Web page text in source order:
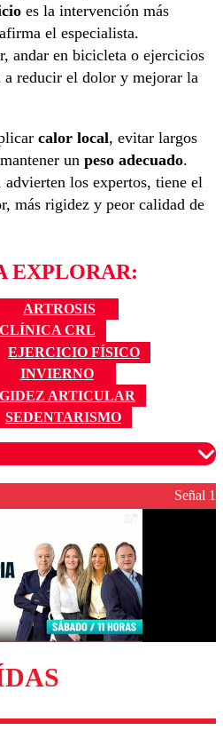
es la intervención más
el especialista.
andar en bicicleta o ejercicios
reducir el dolor y mejorar la
calor local, evitar largos
un peso adecuado.
los expertos, tiene el
más rigidez y peor calidad de
EXPLORAR:
ARTROSIS
CLÍNICA CRL
EJERCICIO FÍSICO
INVIERNO
ARTICULAR
SEDENTARISMO
para garantizar un
Enviar comentario
Señal 1